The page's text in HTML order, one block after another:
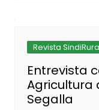
Revista
Entrevista
Agricultura
Segalla